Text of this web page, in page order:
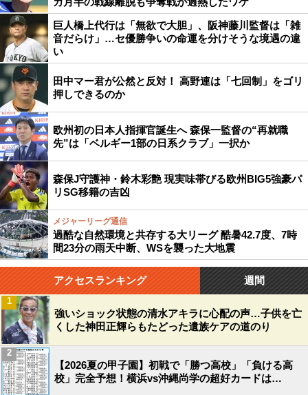
巨人橋上代行は「無欲で大胆」、阪神藤川監督は「雑
音だらけ」…セ優勝争いの命運を分けそうな境遇の違
い
田中マー君が公然と反対！ 高野連は「七回制」をゴリ
押しできるのか
欧州初の日本人指揮官誕生へ 森保一監督の“再就職
先”は「ベルギー1部の日系クラブ」一択か
森保J守護神・鈴木彩艶 現実味帯びる欧州BIG5強豪パ
リSG移籍の吉凶
メジャーリーグ通信
過酷な自然環境と共存する大リーグ 酷暑42.7度、7時
間23分の雨天中断、WSを襲った大地震
アクセスランキング 週間
強いショック状態の清水アキラに心配の声…子供を亡
くした神田正輝らもたどった遺族ケアの道のり
1
【2026夏の甲子園】初戦で「勝つ高校」「負ける高
校」完全予想！横浜vs沖縄尚学の超好カードは…
2